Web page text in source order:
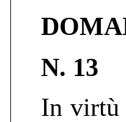
N. 13
In virtù